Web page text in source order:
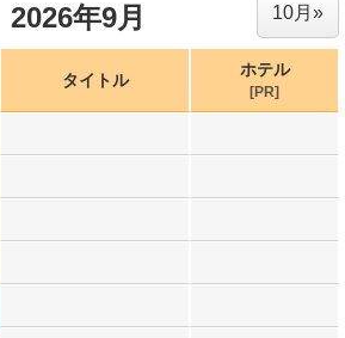
2026年9月 10月»
タイトル
ホテル
[PR]